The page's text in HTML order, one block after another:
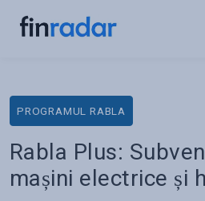
PROGRAMUL RABLA
Rabla Plus:
mașini electrice și